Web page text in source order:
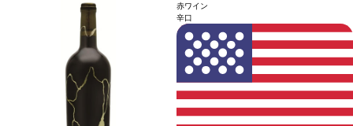
場面で愉しめる一本。
キャヴィアとフレッシュクリーム添えのクリピー
ポテト、ロブスターとバターソースなどと好相性
赤ワイン
辛口